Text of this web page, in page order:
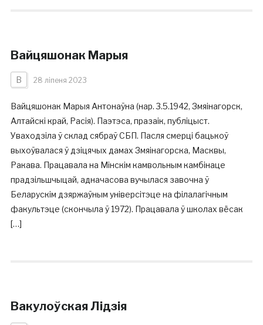
Вайцяшонак Марыя
В 28 ліпеня 2023
Вайцяшонак Марыя Антонаўна (нар. 3.5.1942, Змяінагорск,
Алтайскі край, Расія). Паэтэса, празаік, публіцыст.
Уваходзіла ў склад сябраў СБП. Пасля смерці бацькоў
выхоўвалася ў дзіцячых дамах Змяінагорска, Масквы,
Ракава. Працавала на Мінскім камвольным камбінаце
прадзільшчыцай, адначасова вучылася завочна ў
Беларускім дзяржаўным універсітэце на філалагічным
факультэце (скончыла ў 1972). Працавала ў школах вёсак
[…]
Вакулоўская Лідзія